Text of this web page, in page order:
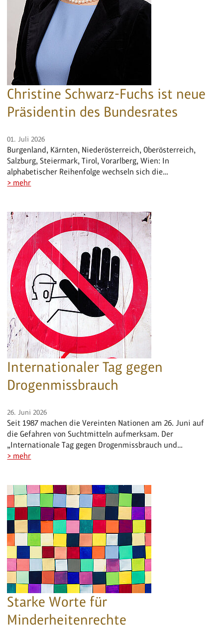
Christine Schwarz-Fuchs ist neue
Präsidentin des Bundesrates
01. Juli 2026
Burgenland, Kärnten, Niederösterreich, Oberösterreich,
Salzburg, Steiermark, Tirol, Vorarlberg, Wien: In
alphabetischer Reihenfolge wechseln sich die…
> mehr
Internationaler Tag gegen
Drogenmissbrauch
26. Juni 2026
Seit 1987 machen die Vereinten Nationen am 26. Juni auf
die Gefahren von Suchtmitteln aufmerksam. Der
„Internationale Tag gegen Drogenmissbrauch und…
> mehr
Starke Worte für
Minderheitenrechte